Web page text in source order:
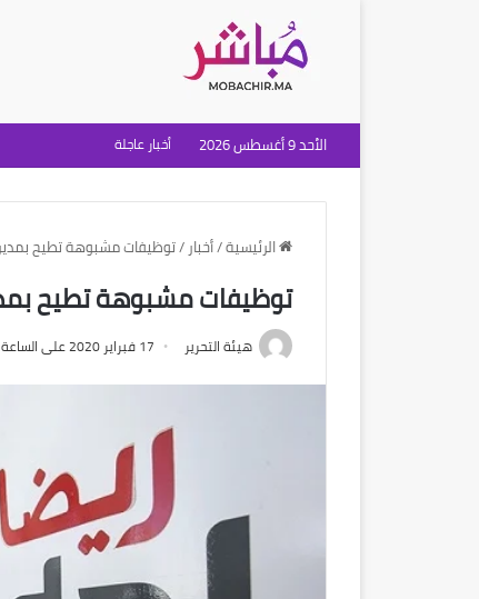
الأحد 9 أغسطس 2026 أخبار عاجلة
الرئيسية/أخبار /توظيفات مشبوهة تطيح
توظيفات مشبوهة تطيح
هيئة التحرير 17 فبراير 2020 على الساعة 3:35 مساءً